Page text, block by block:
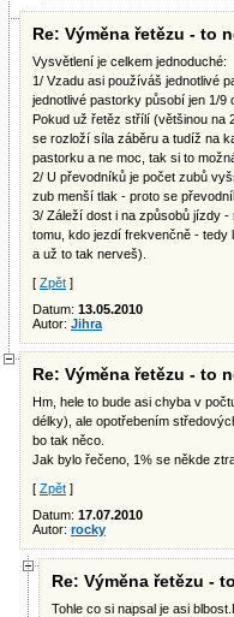
Re: Výměna řetězu - to
Vysvětlení je celkem jednoduché:
1/ Vzadu asi používáš jednotlivé
jednotlivé pastorky působí jen 1/
Pokud už řetěz střílí (většinou na
se rozloží síla záběru a tudíž na
pastorku a ne moc, tak si to
2/ U převodníků je počet zubů
zub menší tlak - proto se
3/ Záleží dost i na způsobů jízdy
tomu, kdo jezdí frekvenčně -
a už to tak nerveš).
[ Zpět ]
Datum: 13.05.2010
Autor: Jihra
Re: Výměna řetězu - to
Hm, hele to bude asi chyba v
délky), ale opotřebením
bo tak něco.
Jak bylo řečeno, 1% se někde
[ Zpět ]
Datum: 17.07.2010
Autor: rocky
Re: Výměna řetězu -
Tohle co si napsal je asi